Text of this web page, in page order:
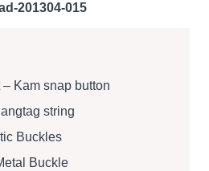
201304-015
Kam snap button
string
Buckles
Buckle